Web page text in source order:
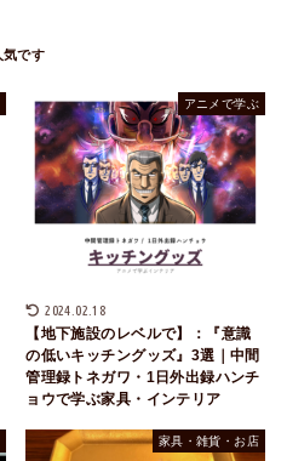
アニメで学ぶ
2024.02.18
【地下施設のレベルで】：『意識
の低いキッチングッズ』3選｜中間
管理録トネガワ・1日外出録ハンチ
ョウで学ぶ家具・インテリア
家具・雑貨・お店